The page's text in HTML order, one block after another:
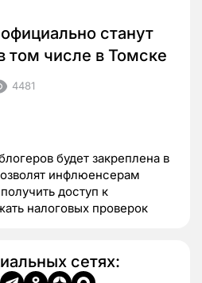
станут
том числе в Томске
4481
будет закреплена в
инфлюенсерам
доступ к
налоговых проверок
сетях: